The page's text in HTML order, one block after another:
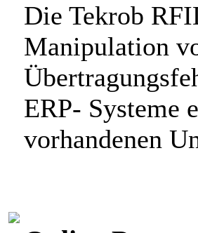
Die Tekrob
Manipulation
ERP- Systeme
vorhandenen